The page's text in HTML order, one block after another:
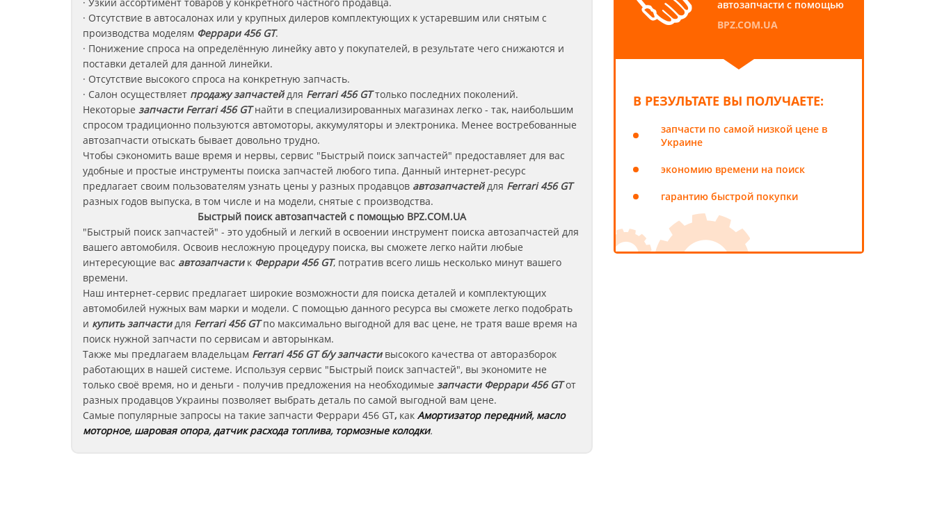
· Отсутствие в автосалонах или у крупных дилеров комплектующих к устаревшим или снятым с
производства моделям Феррари456 GT.
· Понижение спроса на определённую линейку авто у покупателей, в результате чего снижаются и
поставки деталей для данной линейки.
· Отсутствие высокого спроса на конкретную запчасть.
· Салон осуществляет продажу запчастейдля Ferrari 456 GTтолько последних поколений.
Некоторые запчасти Ferrari 456 GTнайти в специализированных магазинах легко - так, наибольшим
спросом традиционно пользуются автомоторы, аккумуляторы и электроника. Менее востребованные
автозапчасти отыскать бывает довольно трудно.
Чтобы сэкономить ваше время и нервы, сервис "Быстрый поиск запчастей" предоставляет для вас
удобные и простые инструменты поиска запчастей любого типа. Данный интернет-ресурс
предлагает своим пользователям узнать цены у разных продавцов автозапчастейдля Ferrari 456 GT
разных годов выпуска, в том числе и на модели, снятые с производства.
Быстрый поиск автозапчастей с помощью BPZ.COM.UA
"Быстрый поиск запчастей" - это удобный и легкий в освоении инструмент поиска автозапчастей для
вашего автомобиля. Освоив несложную процедуру поиска, вы сможете легко найти любые
интересующие вас автозапчастик Феррари 456 GT, потратив всего лишь несколько минут вашего
времени.
Наш интернет-сервис предлагает широкие возможности для поиска деталей и комплектующих
автомобилей нужных вам марки и модели. С помощью данного ресурса вы сможете легко подобрать
и купить запчастидля Ferrari 456 GTпо максимально выгодной для вас цене, не тратя ваше время на
поиск нужной запчасти по сервисам и авторынкам.
Также мы предлагаем владельцам Ferrari 456 GTб/у запчастивысокого качества от авторазборок
работающих в нашей системе. Используя сервис "Быстрый поиск запчастей", вы экономите не
только своё время, но и деньги - получив предложения на необходимые запчастиФеррари 456 GTот
разных продавцов Украины позволяет выбрать деталь по самой выгодной вам цене.
Самые популярные запросы на такие запчасти Феррари 456 GT, как Амортизатор передний, масло
моторное, шаровая опора,датчик расхода топлива, тормозные колодки.
автозапчасти с помощью
BPZ.COM.UA
В РЕЗУЛЬТАТЕ ВЫ ПОЛУЧАЕТЕ:
запчасти по самой низкой цене в
Украине
экономию времени на поиск
гарантию быстрой покупки